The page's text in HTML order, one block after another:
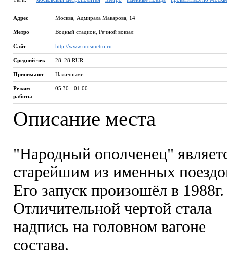
Адрес Москва Адмирала Макарова, 14
Метро Водный стадион, Речной вокзал
Сайт http://www.mosmetro.ru
Средний чек 28–28 RUR
Принимают Наличными
Режим
работы
05:30 - 01:00
Описание места
"Народный ополченец"
старейшим из именных
Его запуск произошёл в 1988г.
Отличительной чертой стала
надпись на головном вагоне
состава.